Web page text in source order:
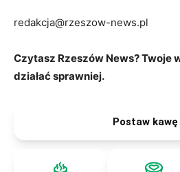
redakcja@rzeszow-news.pl
Czytasz Rzeszów News? Twoje
działać sprawniej.
Postaw kawę